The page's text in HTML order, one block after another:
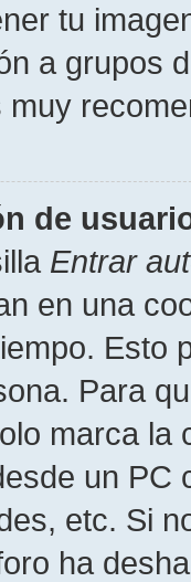
tu
a grupos
de
Entrar
en una
Esto
Para
marca la
un PC
etc. Si
ha